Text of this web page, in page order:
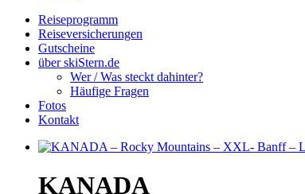
Reiseprogramm
Reiseversicherungen
Gutscheine
über skiStern.de
Wer / Was steckt dahinter?
Häufige Fragen
Fotos
Kontakt
KANADA